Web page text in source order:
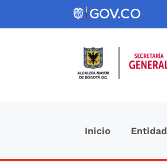
Pasar al contenido principal
Inicio Entidad